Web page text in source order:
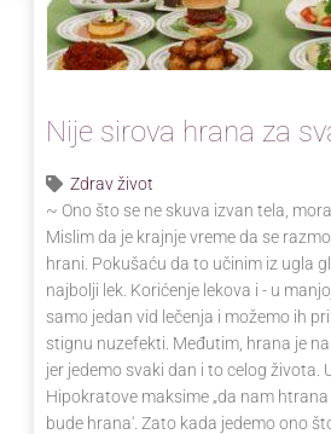
Nije sirova hrana za
Zdrav život
~ Ono što se ne skuva izvan tela,
Mislim da je krajnje vreme da se
hrani. Pokušaću da to učinim iz ugla
najbolji lek. Korićenje lekova i - u
samo jedan vid lečenja i možemo ih
stignu nuzefekti. Međutim, hrana je
jer jedemo svaki dan i to celog života.
Hipokratove maksime „da nam
bude hrana'. Zato kada jedemo ono